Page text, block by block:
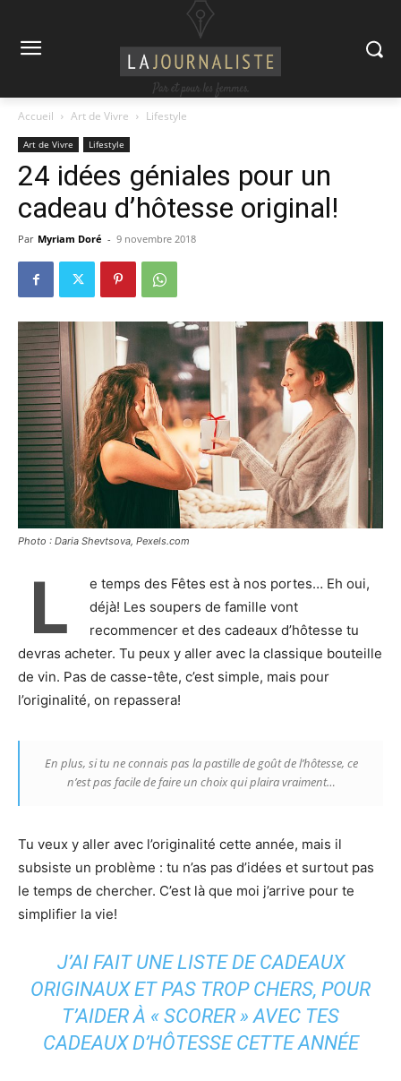
Accueil Art de Vivre Lifestyle
Art de Vivre Lifestyle
24 idées géniales pour un
cadeau d’hôtesse original!
Par Myriam Doré - 9 novembre 2018
Photo : Daria Shevtsova, Pexels.com
L
e temps des Fêtes est à nos portes… Eh oui,
déjà! Les soupers de famille vont
recommencer et des cadeaux d’hôtesse tu
devras acheter. Tu peux y aller avec la classique bouteille
de vin. Pas de casse-tête, c’est simple, mais pour
l’originalité, on repassera!
En plus, si tu ne connais pas la pastille de goût de l’hôtesse, ce
n’est pas facile de faire un choix qui plaira vraiment…
Tu veux y aller avec l’originalité cette année, mais il
subsiste un problème : tu n’as pas d’idées et surtout pas
le temps de chercher. C’est là que moi j’arrive pour te
simplifier la vie!
J’AI FAIT UNE LISTE DE CADEAUX
ORIGINAUX ET PAS TROP CHERS, POUR
T’AIDER À « SCORER » AVEC TES
CADEAUX D’HÔTESSE CETTE ANNÉE